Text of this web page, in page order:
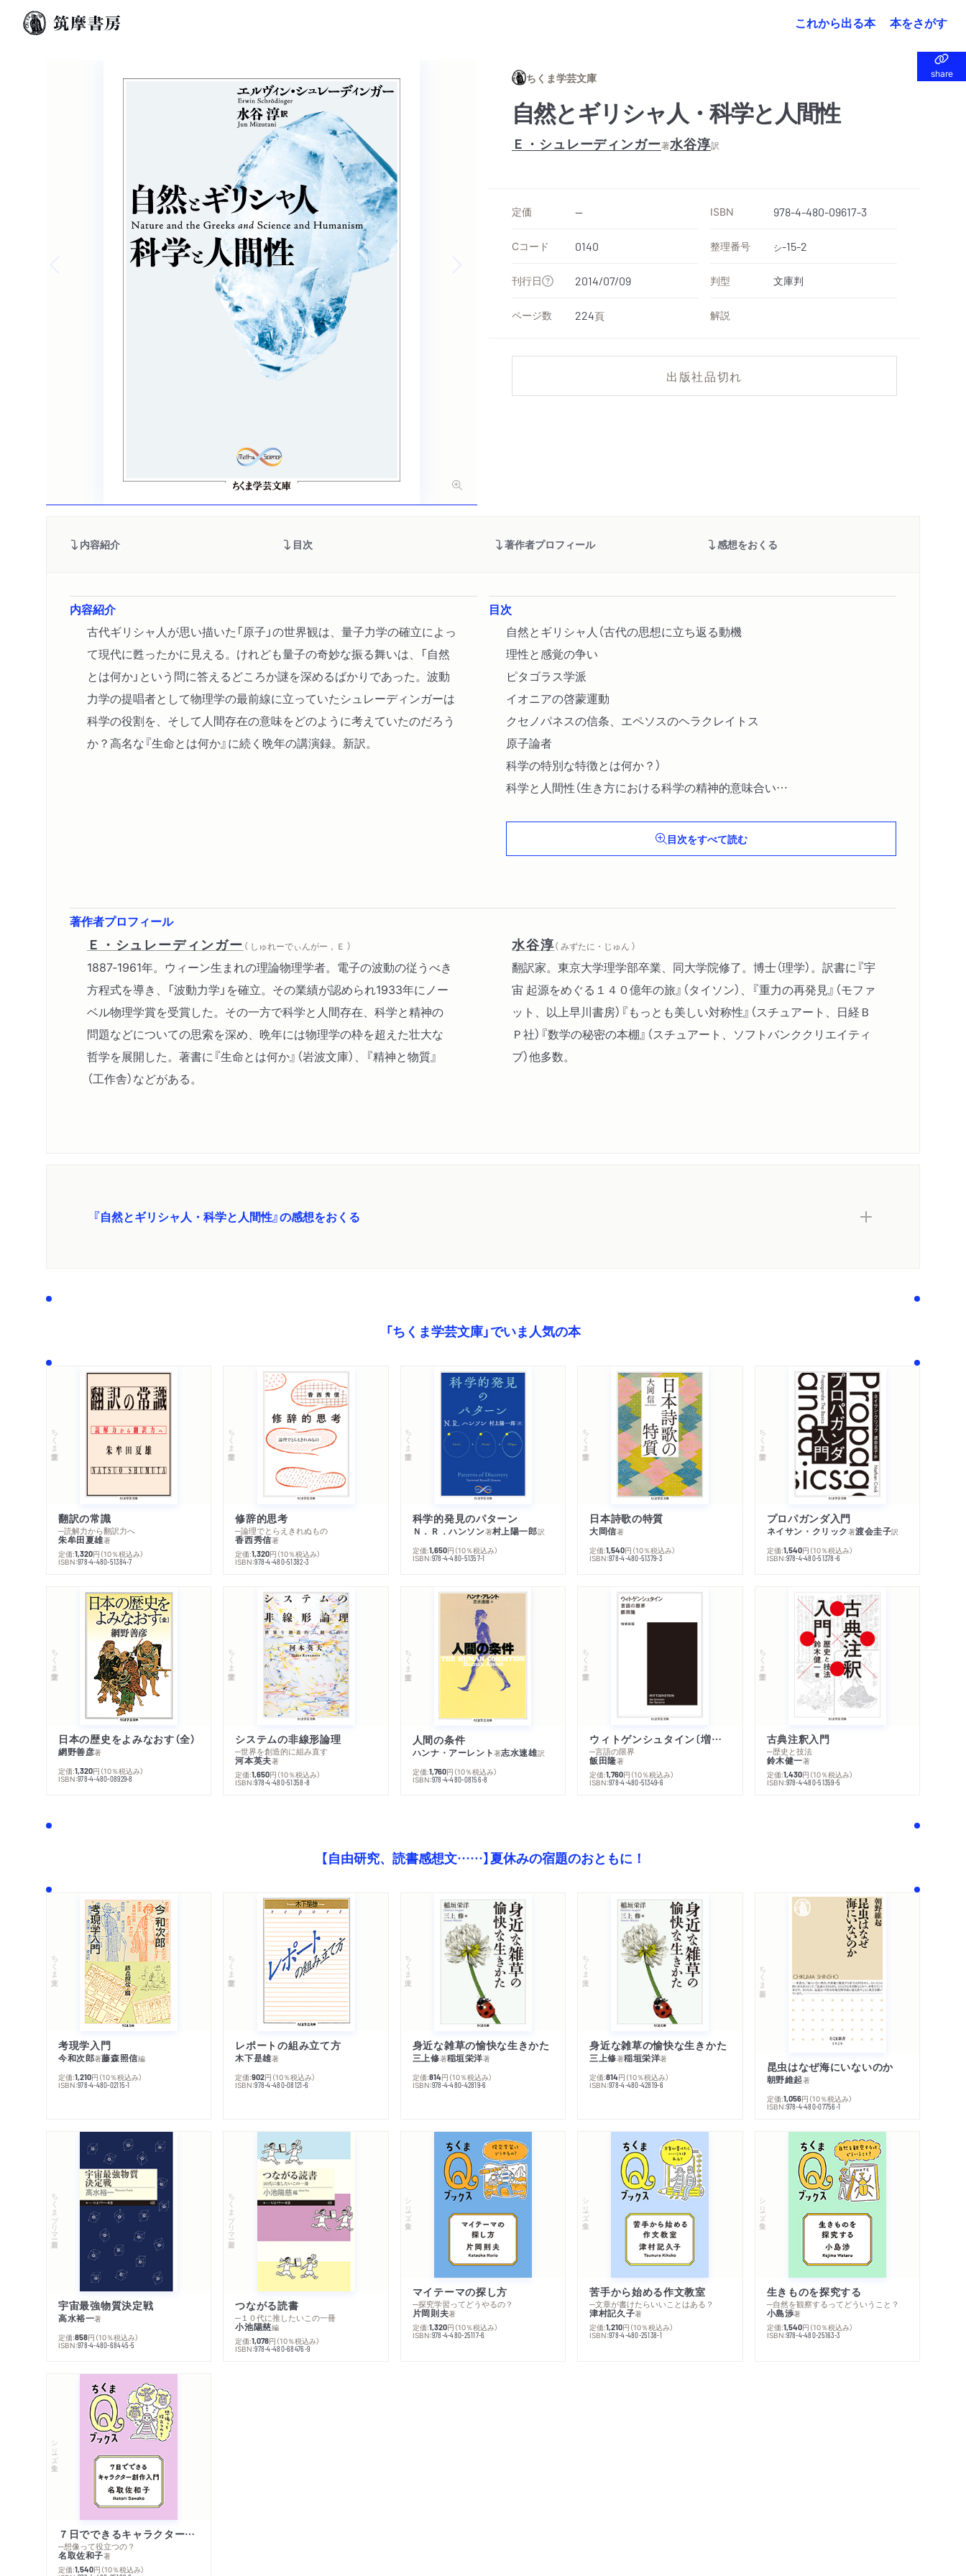
これから出る本 本をさがす
share
share
ちくま学芸文庫
自然とギリシャ人・科学と人間性
Ｅ・シュレーディンガー著水谷淳訳
定価 -- ISBN 978-4-480-09617-3
Cコード 0140 整理番号 シ-15-2
刊行日 2014/07/09 判型 文庫判
ページ数 224頁 解説
出版社品切れ
内容紹介 目次 著作者プロフィール 感想をおくる
内容紹介
古代ギリシャ人が思い描いた「原子」の世界観は、量子力学の確立によっ
て現代に甦ったかに見える。けれども量子の奇妙な振る舞いは、「自然
とは何か」という問に答えるどころか謎を深めるばかりであった。波動
力学の提唱者として物理学の最前線に立っていたシュレーディンガーは
科学の役割を、そして人間存在の意味をどのように考えていたのだろう
か？高名な『生命とは何か』に続く晩年の講演録。新訳。
目次
自然とギリシャ人（古代の思想に立ち返る動機
理性と感覚の争い
ピタゴラス学派
イオニアの啓蒙運動
クセノパネスの信条、エペソスのヘラクレイトス
原子論者
科学の特別な特徴とは何か？）
科学と人間性（生き方における科学の精神的意味合い
物質に対する人々の考え方の根本的な変化
基本的概念は物質でなく形である
付け焼き刃の波動力学
主体と対象との境界は崩れたとされる
原子か量子か―連続性の複雑さから逃れるための古くからの呪文
物理的不確定性は自由意志にチャンスを与えるか？
二ールズ・ボーアのいう、予測を妨げるもの）
目次をすべて読む
著作者プロフィール
Ｅ・シュレーディンガー （ しゅれーでぃんがー，Ｅ ）
1887‐1961年。ウィーン生まれの理論物理学者。電子の波動の従うべき
方程式を導き、「波動力学」を確立。その業績が認められ1933年にノー
ベル物理学賞を受賞した。その一方で科学と人間存在、科学と精神の
問題などについての思索を深め、晩年には物理学の枠を超えた壮大な
哲学を展開した。著書に『生命とは何か』（岩波文庫）、『精神と物質』
（工作舎）などがある。
水谷淳（ みずたに・じゅん ）
翻訳家。東京大学理学部卒業、同大学院修了。博士（理学）。訳書に『宇
宙 起源をめぐる１４０億年の旅』（タイソン）、『重力の再発見』（モファ
ット、以上早川書房）『もっとも美しい対称性』（スチュアート、日経Ｂ
Ｐ社）『数学の秘密の本棚』（スチュアート、ソフトバンククリエイティ
ブ）他多数。
『自然とギリシャ人・科学と人間性』の感想をおくる
「ちくま学芸文庫」でいま人気の本
ちくま学芸文庫
翻訳の常識
─読解力から翻訳力へ
朱牟田夏雄著
定価:1,320円 （10％税込み）
ISBN:978-4-480-51384-7
ちくま学芸文庫
修辞的思考
─論理でとらえきれぬもの
香西秀信著
定価:1,320円 （10％税込み）
ISBN:978-4-480-51382-3
ちくま学芸文庫
科学的発見のパターン
Ｎ．Ｒ．ハンソン著村上陽一郎訳
定価:1,650円 （10％税込み）
ISBN:978-4-480-51357-1
ちくま学芸文庫
日本詩歌の特質
大岡信著
定価:1,540円 （10％税込み）
ISBN:978-4-480-51379-3
ちくま学芸文庫
プロパガンダ入門
ネイサン・クリック著渡会圭子訳
定価:1,540円 （10％税込み）
ISBN:978-4-480-51378-6
ちくま学芸文庫
日本の歴史をよみなおす（全）
網野善彦著
定価:1,320円 （10％税込み）
ISBN:978-4-480-08929-8
ちくま学芸文庫
システムの非線形論理
─世界を創造的に組み直す
河本英夫著
定価:1,650円 （10％税込み）
ISBN:978-4-480-51358-8
ちくま学芸文庫
人間の条件
ハンナ・アーレント著志水速雄訳
定価:1,760円 （10％税込み）
ISBN:978-4-480-08156-8
ちくま学芸文庫
ウィトゲンシュタイン〔増補新版〕
─言語の限界
飯田隆著
定価:1,760円 （10％税込み）
ISBN:978-4-480-51349-6
ちくま学芸文庫
古典注釈入門
─歴史と技法
鈴木健一著
定価:1,430円 （10％税込み）
ISBN:978-4-480-51359-5
【自由研究、読書感想文……】夏休みの宿題のおともに！
ちくま文庫
考現学入門
今和次郎著藤森照信編
定価:1,210円 （10％税込み）
ISBN:978-4-480-02115-1
ちくま学芸文庫
レポートの組み立て方
木下是雄著
定価:902円 （10％税込み）
ISBN:978-4-480-08121-6
ちくま文庫
身近な雑草の愉快な生きかた
三上修著稲垣栄洋著
定価:814円 （10％税込み）
ISBN:978-4-480-42819-6
ちくま文庫
身近な雑草の愉快な生きかた
三上修著稲垣栄洋著
定価:814円 （10％税込み）
ISBN:978-4-480-42819-6
ちくま新書
昆虫はなぜ海にいないのか
朝野維起著
定価:1,056円 （10％税込み）
ISBN:978-4-480-07756-1
ちくまプリマー新書
宇宙最強物質決定戦
高水裕一著
定価:858円 （10％税込み）
ISBN:978-4-480-68445-5
ちくまプリマー新書
つながる読書
─１０代に推したいこの一冊
小池陽慈編
定価:1,078円 （10％税込み）
ISBN:978-4-480-68476-9
シリーズ・全集
マイテーマの探し方
─探究学習ってどうやるの？
片岡則夫著
定価:1,320円 （10％税込み）
ISBN:978-4-480-25117-6
シリーズ・全集
苦手から始める作文教室
─文章が書けたらいいことはある？
津村記久子著
定価:1,210円 （10％税込み）
ISBN:978-4-480-25138-1
シリーズ・全集
生きものを探究する
─自然を観察するってどういうこと？
小島渉著
定価:1,540円 （10％税込み）
ISBN:978-4-480-25163-3
シリーズ・全集
７日でできるキャラクター創作入門
─想像って役立つの？
名取佐和子著
定価:1,540円 （10％税込み）